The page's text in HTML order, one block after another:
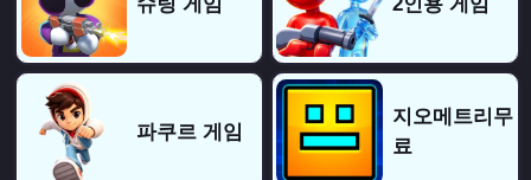
파쿠르 게임
지오메트리무
료